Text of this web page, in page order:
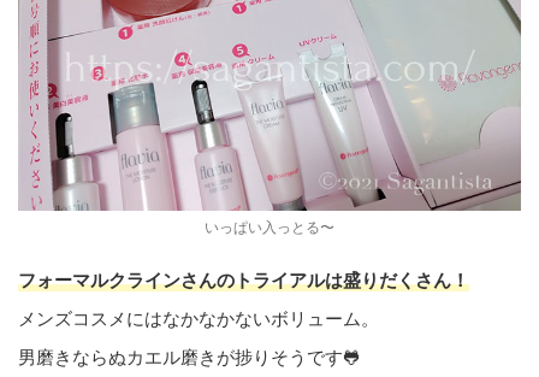
いっぱい入っとる〜
フォーマルクラインさんのトライアルは盛りだくさん！
メンズコスメにはなかなかないボリューム。
男磨きならぬカエル磨きが捗りそうです🐸